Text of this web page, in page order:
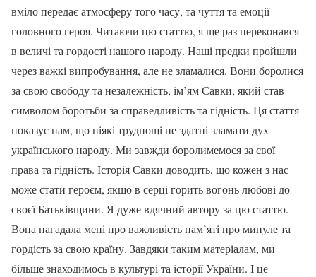
вміло передає атмосферу того часу, та чуття та емоції
головного героя. Читаючи цю статтю, я ще раз переконався
в величі та гордості нашого народу. Наші предки пройшли
через важкі випробування, але не зламалися. Вони боролися
за свою свободу та незалежність, ім’ям Савки, який став
символом боротьби за справедливість та гідність. Ця стаття
показує нам, що ніякі труднощі не здатні зламати дух
українського народу. Ми завжди боролимемося за свої
права та гідність. Історія Савки доводить, що кожен з нас
може стати героєм, якщо в серці горить вогонь любові до
своєї Батьківщини. Я дуже вдячний автору за цю статтю.
Вона нагадала мені про важливість пам’яті про минуле та
гордість за свою країну. Завдяки таким матеріалам, ми
більше знаходимось в культурі та історії України. І це